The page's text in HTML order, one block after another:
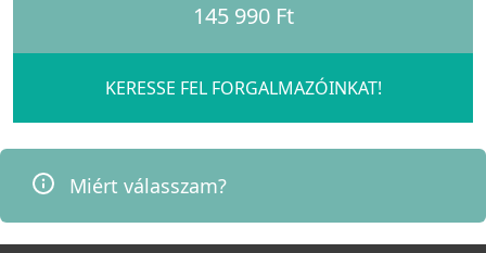
145 990 Ft
KERESSE FEL FORGALMAZÓINKAT!
Miért válasszam?